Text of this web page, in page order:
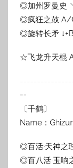
◎加州罗曼史
◎疯狂之鼓 A/
◎旋转长矛
☆飞龙升天棍
==
〔千鹤〕
Name：
◎百活·天神之
◎百八活·玉